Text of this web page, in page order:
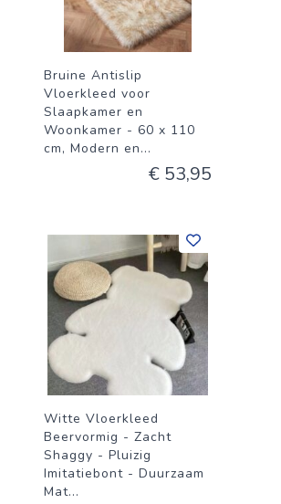
Bruine Antislip
Vloerkleed voor
Slaapkamer en
Woonkamer - 60 x 110
cm, Modern en...
€ 53,95
Witte Vloerkleed
Beervormig - Zacht
Shaggy - Pluizig
Imitatiebont - Duurzaam
Mat...